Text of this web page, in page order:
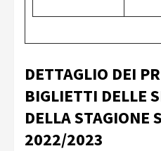
DETTAGLIO DEI
BIGLIETTI DELLE
DELLA STAGIONE
2022/2023